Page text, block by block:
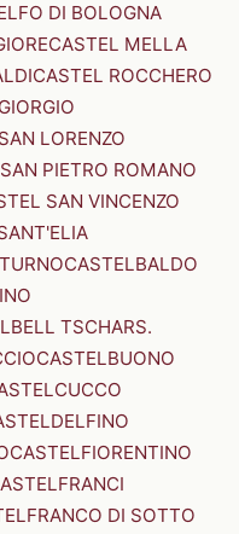
DI BOLOGNA
CASTEL MELLA
CASTEL ROCCHERO
LORENZO
PIETRO ROMANO
SAN VINCENZO
CASTELBALDO
TSCHARS.
CASTELBUONO
CASTELFIORENTINO
DI SOTTO